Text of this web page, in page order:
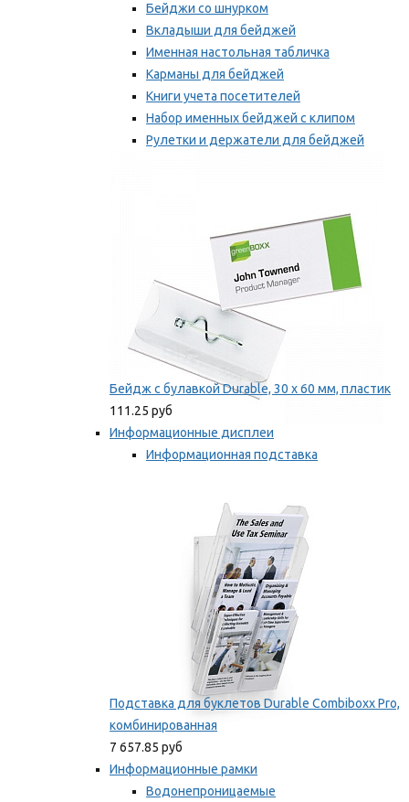
Бейджи со шнурком
Вкладыши для бейджей
Именная настольная табличка
Карманы для бейджей
Книги учета посетителей
Набор именных бейджей с клипом
Рулетки и держатели для бейджей
Бейдж с булавкой Durable, 30 х 60 мм, пластик
111.25 руб
Информационные дисплеи
Информационная подставка
Подставка для буклетов Durable Combiboxx Pro,
комбинированная
7 657.85 руб
Информационные рамки
Водонепроницаемые